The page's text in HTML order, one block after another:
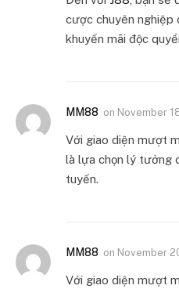
cược chuyên nghiệp
khuyến mãi độc
MM88 on November
Với giao diện mượt
là lựa chọn lý tưởng
tuyến.
MM88 on November
Với giao diện mượt